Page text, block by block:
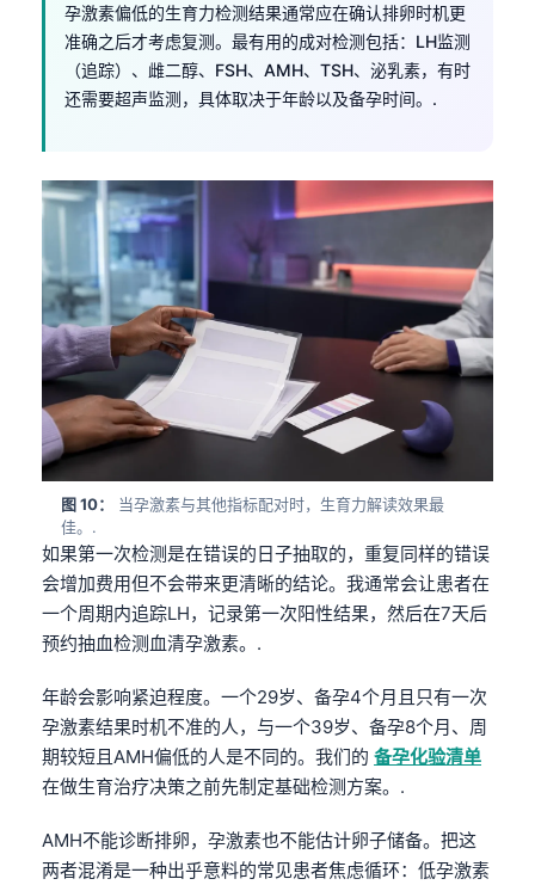
孕激素偏低的生育力检测结果通常应在确认排卵时机更
准确之后才考虑复测。最有用的成对检测包括：LH监测
（追踪）、雌二醇、FSH、AMH、TSH、泌乳素，有时
还需要超声监测，具体取决于年龄以及备孕时间。.
图 10：
当孕激素与其他指标配对时，生育力解读效果最
佳。.
如果第一次检测是在错误的日子抽取的，重复同样的错误
会增加费用但不会带来更清晰的结论。我通常会让患者在
一个周期内追踪LH，记录第一次阳性结果，然后在7天后
预约抽血检测血清孕激素。.
年龄会影响紧迫程度。一个29岁、备孕4个月且只有一次
孕激素结果时机不准的人，与一个39岁、备孕8个月、周
期较短且AMH偏低的人是不同的。我们的 备孕化验清单
在做生育治疗决策之前先制定基础检测方案。.
AMH不能诊断排卵，孕激素也不能估计卵子储备。把这
两者混淆是一种出乎意料的常见患者焦虑循环：低孕激素
Svenska
Azərbaycan dili
Eesti
日本語
ქართული
Русский
Lietuvių kalba
Polski
한국어
Slovenščina
Magyar
Shqip
বাংলা
اردو
मराठी
తెలుగు
ગુજરાતી
ಕನ್ನಡ
മലയാളം